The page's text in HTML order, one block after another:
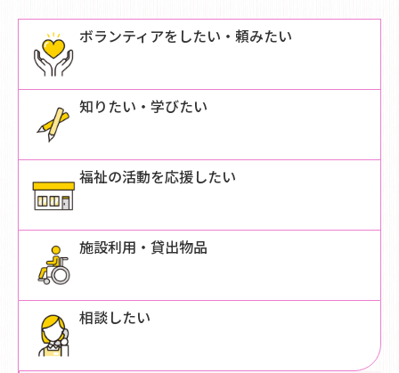
ボランティアをしたい・頼みたい
知りたい・学びたい
福祉の活動を応援したい
施設利用・貸出物品
相談したい